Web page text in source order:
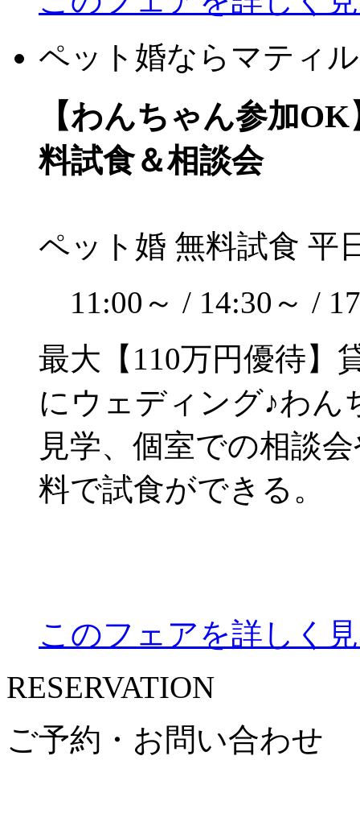
ペット婚ならマティ
【わんちゃん参加
料試食＆相談会
ペット婚 無料試食 平
11:00～ / 14:30～ /
最大【110万円優待】
にウェディング♪わん
見学、個室での相談
料で試食ができる。
このフェアを詳しく
RESERVATION
ご予約・お問い合わせ